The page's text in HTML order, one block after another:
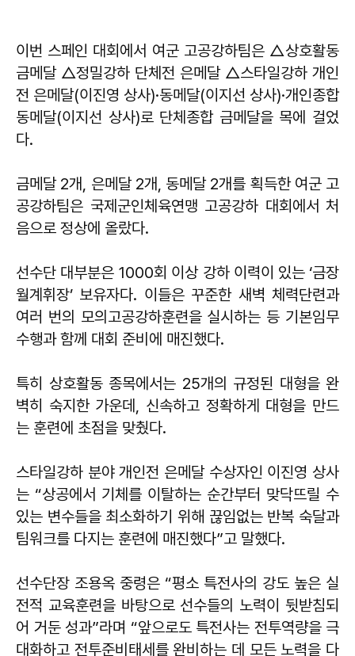
이번 스페인 대회에서 여군 고공강하팀은 △상호활동
금메달 △정밀강하 단체전 은메달 △스타일강하 개인
전 은메달(이진영 상사)·동메달(이지선 상사)·개인종합
동메달(이지선 상사)로 단체종합 금메달을 목에 걸었
다.
금메달 2개, 은메달 2개, 동메달 2개를 획득한 여군 고
공강하팀은 국제군인체육연맹 고공강하 대회에서 처
음으로 정상에 올랐다.
선수단 대부분은 1000회 이상 강하 이력이 있는 ‘금장
월계휘장’ 보유자다. 이들은 꾸준한 새벽 체력단련과
여러 번의 모의고공강하훈련을 실시하는 등 기본임무
수행과 함께 대회 준비에 매진했다.
특히 상호활동 종목에서는 25개의 규정된 대형을 완
벽히 숙지한 가운데, 신속하고 정확하게 대형을 만드
는 훈련에 초점을 맞췄다.
스타일강하 분야 개인전 은메달 수상자인 이진영 상사
는 “상공에서 기체를 이탈하는 순간부터 맞닥뜨릴 수
있는 변수들을 최소화하기 위해 끊임없는 반복 숙달과
팀워크를 다지는 훈련에 매진했다”고 말했다.
선수단장 조용옥 중령은 “평소 특전사의 강도 높은 실
전적 교육훈련을 바탕으로 선수들의 노력이 뒷받침되
어 거둔 성과”라며 “앞으로도 특전사는 전투역량을 극
대화하고 전투준비태세를 완비하는 데 모든 노력을 다